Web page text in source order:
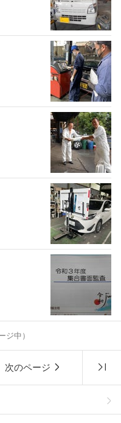
ジ中）
次のページ